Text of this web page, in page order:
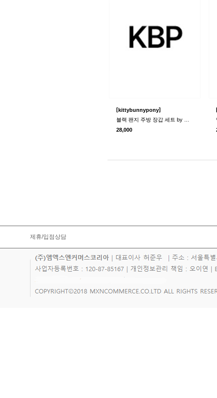
[kittybunnypony]
28,000
제휴/입점상담